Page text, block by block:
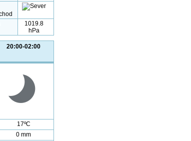
1019.8
hPa
20:00-02:00
17ºC
0 mm